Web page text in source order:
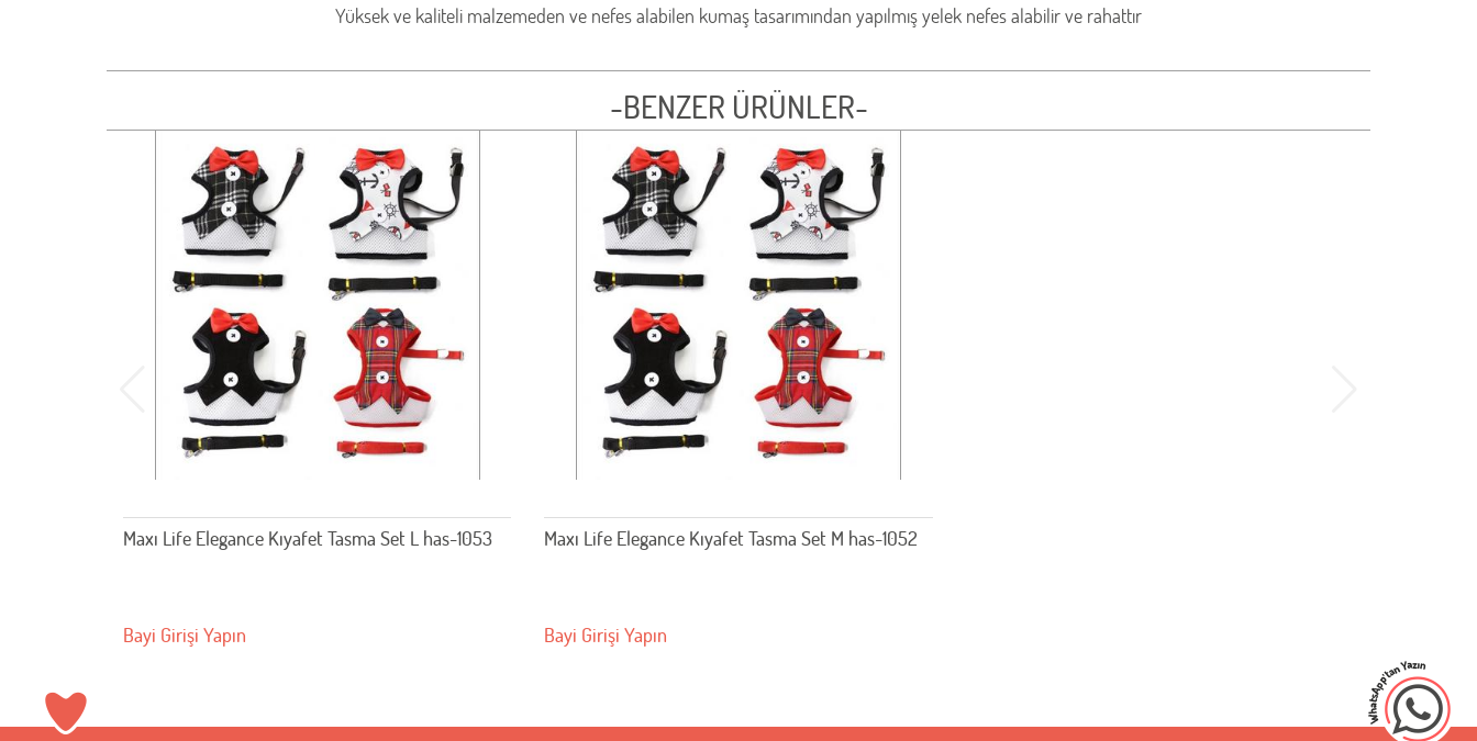
Yüksek ve kaliteli malzemeden ve nefes alabilen kumaş tasarımından yapılmış yelek nefes alabilir ve rahattır
-BENZER ÜRÜNLER-
Maxı Life Elegance Kıyafet Tasma Set L has-1053
Bayi Girişi Yapın
Maxı Life Elegance Kıyafet Tasma Set M has-1052
Bayi Girişi Yapın